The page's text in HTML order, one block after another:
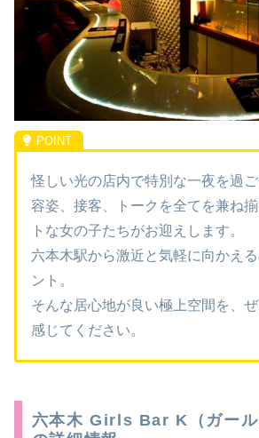
怪しい光の店内で特別な一夜を過ご
容姿、接客、トークを全てを兼ね
トな女の子たちがお迎えします。
六本木駅から激近と気軽に向かえ
ント。
そんな居心地が良い極上空間を、
感じてください。
六本木 Girls Bar K（ガール